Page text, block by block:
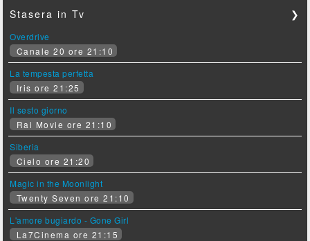
Stasera in Tv ❯
Overdrive
Canale 20 ore 21:10
La tempesta perfetta
Iris ore 21:25
Il sesto giorno
Rai Movie ore 21:10
Siberia
Cielo ore 21:20
Magic in the Moonlight
Twenty Seven ore 21:10
L'amore bugiardo - Gone Girl
La7Cinema ore 21:15